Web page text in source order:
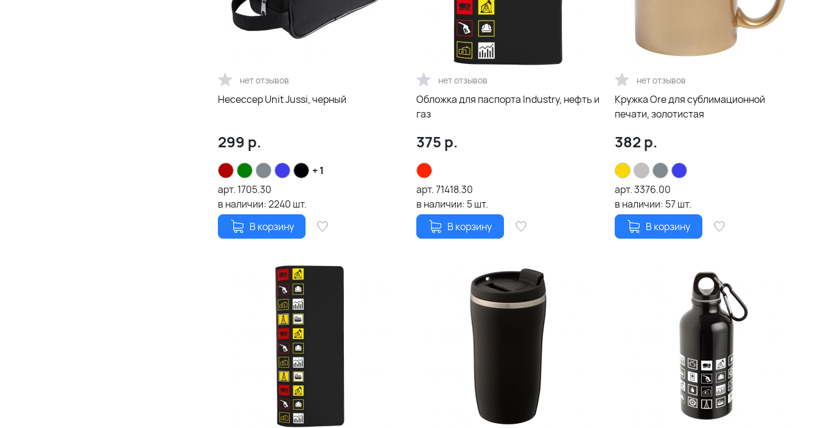
нет отзывов
Несессер Unit Jussi, черный
299 р.
+ 1
арт. 1705.30
в наличии:2240 шт.
В корзину
нет отзывов
Обложка для паспорта Industry, нефть и
газ
375 р.
арт.71418.30
в наличии: 5шт.
В корзину
нет отзывов
Кружка Ore для сублимационной
печати, золотистая
382 р.
арт.3376.00
в наличии: 57шт.
В корзину